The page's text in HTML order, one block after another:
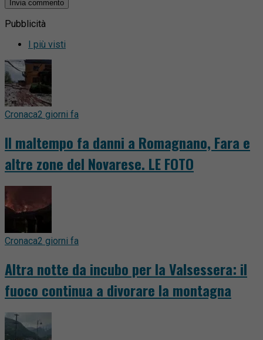
Pubblicità
I più visti
Cronaca2 giorni fa
Il maltempo fa danni a Romagnano, Fara e
altre zone del Novarese. LE FOTO
Cronaca2 giorni fa
Altra notte da incubo per la Valsessera: il
fuoco continua a divorare la montagna